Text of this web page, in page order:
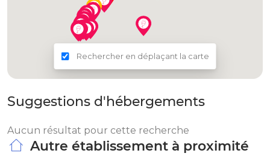
Rechercher en déplaçant la carte
Suggestions d'hébergements
Aucun résultat pour cette recherche
Autre établissement à proximité